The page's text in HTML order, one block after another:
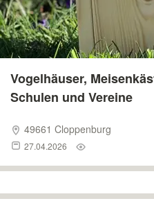
Vogelhäuser,
Schulen und Vereine
49661 Cloppenburg
27.04.2026